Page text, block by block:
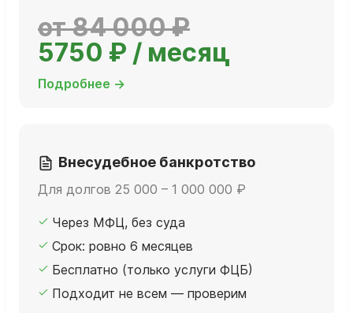
от 84 000 ₽
5750 ₽ / месяц
Подробнее →
Внесудебное банкротство
Для долгов 25 000 – 1 000 000 ₽
Через МФЦ, без суда
Срок: ровно 6 месяцев
Бесплатно (только услуги ФЦБ)
Подходит не всем — проверим